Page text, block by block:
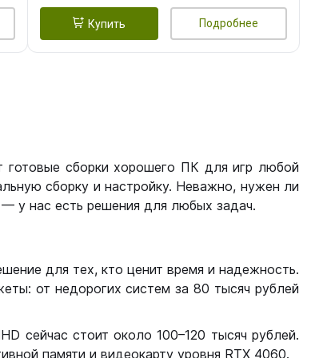
Купить Подробнее
готовые сборки хорошего ПК для игр любой
сборку и настройку. Неважно, нужен ли
у нас есть решения для любых задач.
для тех, кто ценит время и надежность.
от недорогих систем за 80 тысяч рублей
сейчас стоит около 100–120 тысяч рублей.
памяти и видеокарту уровня RTX 4060.